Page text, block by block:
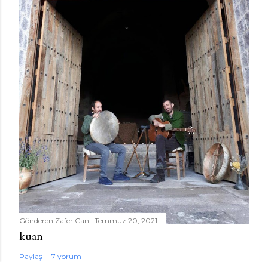
Gönderen Zafer Can Temmuz 20, 2021
kuan
Paylaş 7 yorum